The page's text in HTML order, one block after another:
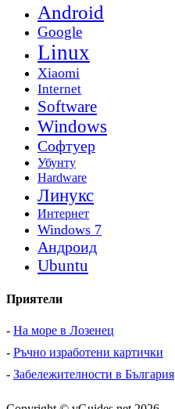
Android
Google
Linux
Xiaomi
Internet
Software
Windows
Софтуер
Убунту
Hardware
Линукс
Интернет
Windows 7
Андроид
Ubuntu
Приятели
- На море в Лозенец
- Ръчно изработени картички
- Забележителности в България